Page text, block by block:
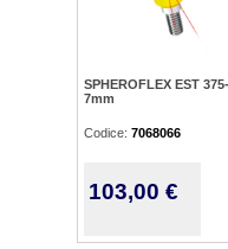
SPHEROFLEX EST
7mm
Codice: 7068066
103,00 €